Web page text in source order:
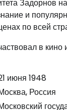
Задорнов
и
по всей
в
июня 1948
Россия